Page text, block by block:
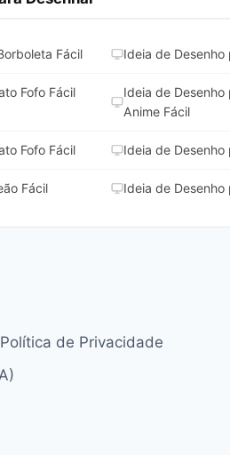
Fácil Ideia de Desenho
Fofo Fácil
Ideia de Desenho
Anime Fácil
Fofo Fácil Ideia de Desenho
Fácil Ideia de Desenho
Política de Privacidade